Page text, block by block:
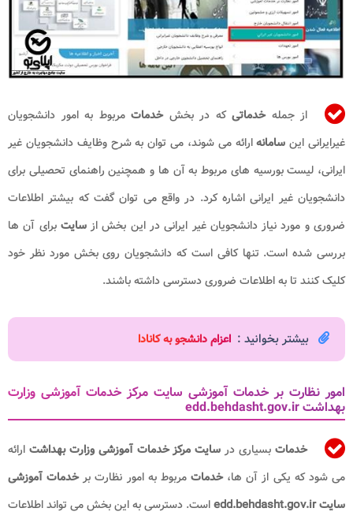
از جملهخدماتیکه در بخشخدماتمربوط به امور دانشجویان
غیرایرانی این سامانهارائه می شوند، می توان به شرح وظایف دانشجویان غیر
ایرانی، لیست بورسیه های مربوط به آن ها و همچنین راهنمای تحصیلی برای
دانشجویان غیر ایرانی اشاره کرد. در واقع می توان گفت که بیشتر اطلاعات
ضروری و مورد نیاز دانشجویان غیر ایرانی در این بخش ازسایتبرای آن ها
بررسی شده است. تنها کافی است که دانشجویان روی بخش مورد نظر خود
کلیک کنند تا به اطلاعات ضروری دسترسی داشته باشند.
بیشتر بخوانید : اعزام دانشجو به کانادا
امور نظارت بر خدمات آموزشی سایت مرکز خدمات آموزشی وزارت
بهداشت edd.behdasht.gov.ir
خدمات بسیاری در سایت مرکز خدمات آموزشی وزارت بهداشت ارائه
می شود که یکی از آن ها،خدماتمربوط به امور نظارت برخدمات آموزشی
سایت edd.behdasht.gov.ir
است. دسترسی به این بخش می تواند اطلاعات